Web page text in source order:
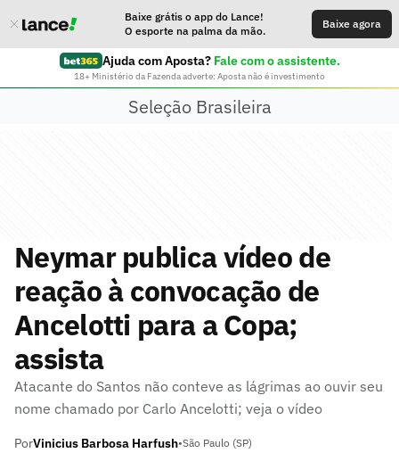
Baixe grátis o app do Lance!
O esporte na palma da mão.
Baixe agora
Ajuda com Aposta? Fale com o assistente.
18+ Ministério da Fazenda adverte: Aposta não é investimento
Seleção Brasileira
Neymar publica vídeo de
reação à convocação de
Ancelotti para a Copa;
assista
Atacante do Santos não conteve as lágrimas ao ouvir seu
nome chamado por Carlo Ancelotti; veja o vídeo
PorVinicius Barbosa Harfush•São Paulo (SP)